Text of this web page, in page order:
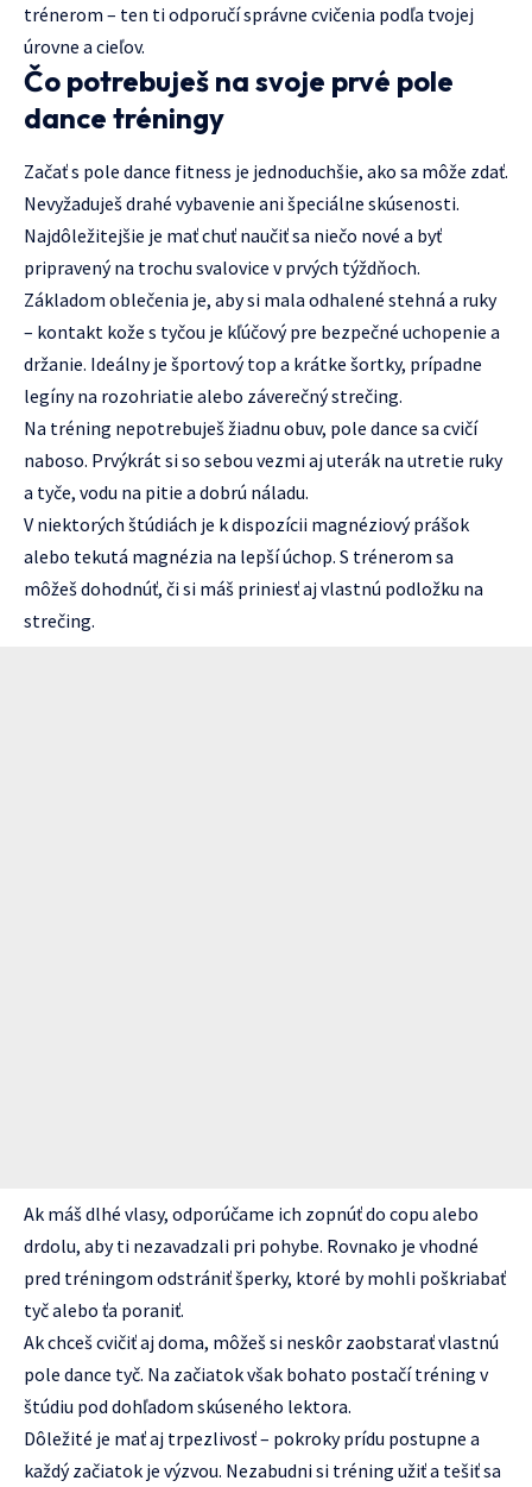
trénerom – ten ti odporučí správne cvičenia podľa tvojej
úrovne a cieľov.
Čo potrebuješ na svoje prvé pole
dance tréningy
Začať s pole dance fitness je jednoduchšie, ako sa môže zdať.
Nevyžaduješ drahé vybavenie ani špeciálne skúsenosti.
Najdôležitejšie je mať chuť naučiť sa niečo nové a byť
pripravený na trochu svalovice v prvých týždňoch.
Základom oblečenia je, aby si mala odhalené stehná a ruky
– kontakt kože s tyčou je kľúčový pre bezpečné uchopenie a
držanie. Ideálny je športový top a krátke šortky, prípadne
legíny na rozohriatie alebo záverečný strečing.
Na tréning nepotrebuješ žiadnu obuv, pole dance sa cvičí
naboso. Prvýkrát si so sebou vezmi aj uterák na utretie ruky
a tyče, vodu na pitie a dobrú náladu.
V niektorých štúdiách je k dispozícii magnéziový prášok
alebo tekutá magnézia na lepší úchop. S trénerom sa
môžeš dohodnúť, či si máš priniesť aj vlastnú podložku na
strečing.
Ak máš dlhé vlasy, odporúčame ich zopnúť do copu alebo
drdolu, aby ti nezavadzali pri pohybe. Rovnako je vhodné
pred tréningom odstrániť šperky, ktoré by mohli poškriabať
tyč alebo ťa poraniť.
Ak chceš cvičiť aj doma, môžeš si neskôr zaobstarať vlastnú
pole dance tyč. Na začiatok však bohato postačí tréning v
štúdiu pod dohľadom skúseného lektora.
Dôležité je mať aj trpezlivosť – pokroky prídu postupne a
každý začiatok je výzvou. Nezabudni si tréning užiť a tešiť sa